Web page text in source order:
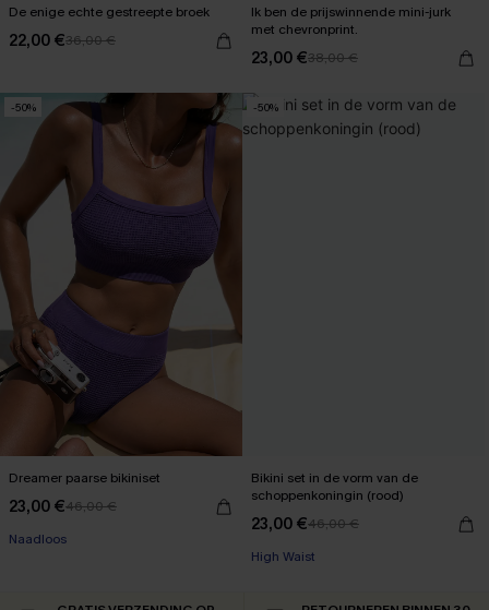
De enige echte gestreepte broek
22,00 €36,00 €
Ik ben de prijswinnende mini-jurk
met chevronprint.
23,00 €38,00 €
-50%
Dreamer paarse bikiniset
23,00 €46,00 €
Naadloos
-50%
Bikini set in de vorm van de
schoppenkoningin (rood)
23,00 €46,00 €
High Waist